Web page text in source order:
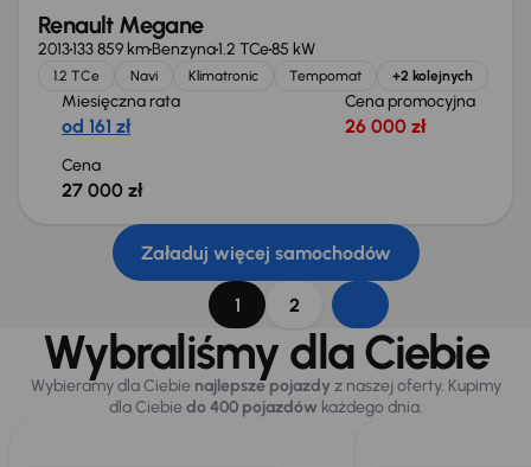
Renault Megane
2013133 859 kmBenzyna1.2 TCe85 kW
1.2 TCe Navi Klimatronic Tempomat +2 kolejnych
Miesięczna rata
od 161 zł
Cena promocyjna
26 000 zł
Cena
27 000 zł
Załaduj więcej samochodów
1 2
Wybraliśmy dla Ciebie
Wybieramy dla Ciebie najlepsze pojazdy z naszej oferty. Kupimy
dla Ciebiedo 400 pojazdówkażdego dnia.